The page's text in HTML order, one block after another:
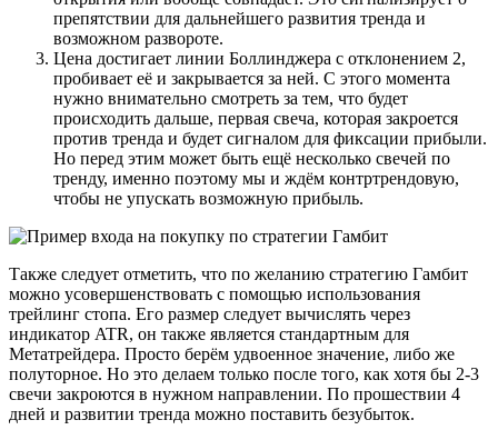
препятствии для дальнейшего развития тренда и
возможном развороте.
Цена достигает линии Боллинджера с отклонением 2,
пробивает её и закрывается за ней. С этого момента
нужно внимательно смотреть за тем, что будет
происходить дальше, первая свеча, которая закроется
против тренда и будет сигналом для фиксации прибыли.
Но перед этим может быть ещё несколько свечей по
тренду, именно поэтому мы и ждём контртрендовую,
чтобы не упускать возможную прибыль.
Также следует отметить, что по желанию стратегию Гамбит
можно усовершенствовать с помощью использования
трейлинг стопа. Его размер следует вычислять через
индикатор ATR, он также является стандартным для
Метатрейдера. Просто берём удвоенное значение, либо же
полуторное. Но это делаем только после того, как хотя бы 2-3
свечи закроются в нужном направлении. По прошествии 4
дней и развитии тренда можно поставить безубыток.